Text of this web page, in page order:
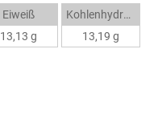
Eiweiß
13,13 g
Kohlenhydrate
13,19 g